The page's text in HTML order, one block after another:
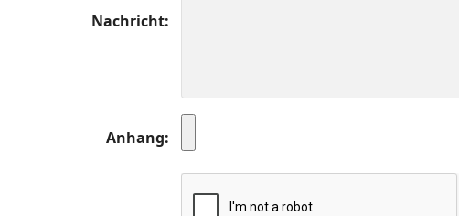
Nachricht
Anhang